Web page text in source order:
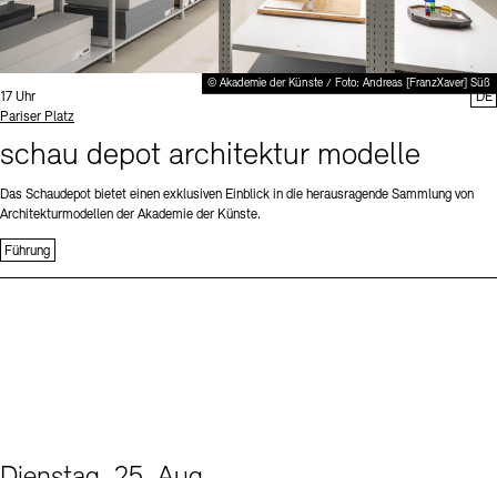
© Akademie der Künste / Foto: Andreas [FranzXaver] Süß
Uhrzeit:
17 Uhr
Standort
Pariser Platz
schau depot architektur modelle
Das Schaudepot bietet einen exklusiven Einblick in die herausragende Sammlung von
Architekturmodellen der Akademie der Künste.
Führung
DE